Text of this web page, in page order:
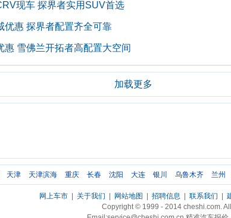
现车 探界者实用SUV首选
优惠 探界者配置齐全可靠
惠 雪佛兰开拓者高配置大空间
加载更多
天津 天津滨海 重庆 长春 沈阳 大连 银川 乌鲁木齐 兰州
网上车市| 关于我们 网站地图 招聘信息 联系我们
Copyright © 1999 - 2014 cheshi.com.